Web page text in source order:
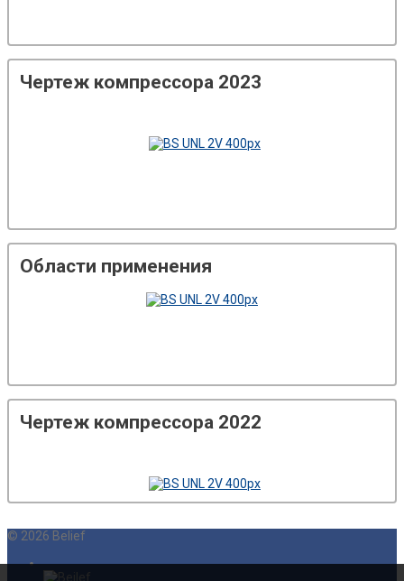
Чертеж компрессора 2023
Области применения
Чертеж компрессора 2022
© 2026 Belief